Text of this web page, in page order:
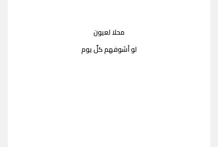
محلا لعيون
لو أشوفهم كلّ يوم